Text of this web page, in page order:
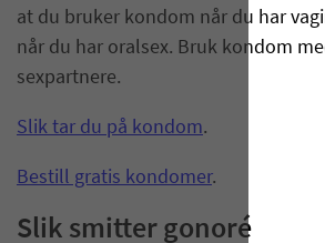
at du bruker kondom når du har
når du har oralsex. Bruk kondom
sexpartnere.
Slik tar du på kondom.
Bestill gratis kondomer.
Slik smitter gonoré